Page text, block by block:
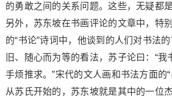
的勇敢之间的关系问题。这些，无疑都是
另外，苏东坡在书画评论的文章中，特
的“书论”诗词中，他谈到的人们对书法
旧、随心而为等的看法，苏子论曰：“
手烦推求。”宋代的文人画和书法方面的
从苏氏开始的，苏东坡就是其中的一位